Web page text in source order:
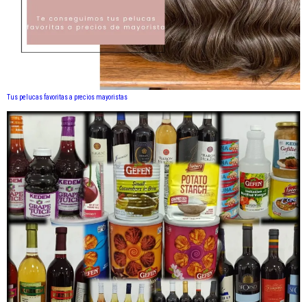
Tus pelucas favoritas a precios mayoristas